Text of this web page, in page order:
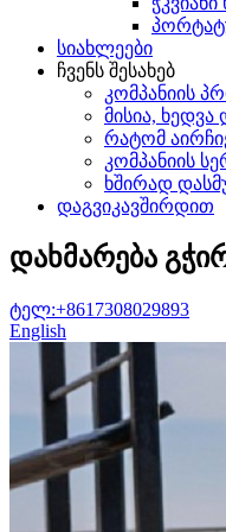
სიახლეები
ჩვენს შესახებ
კომპანიის
მისია,
რატომ
კომპანიის
ხშირად
დაგვიკავშირდით
დახმარება
ტელ:+8617308029893
English